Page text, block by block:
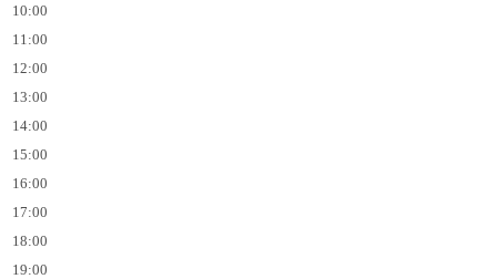
10:00
11:00
12:00
13:00
14:00
15:00
16:00
17:00
18:00
19:00